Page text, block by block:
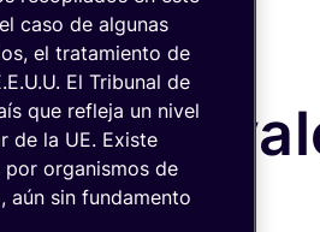
por
caso de algunas
el tratamiento de
El Tribunal de
que refleja un nivel
de la UE. Existe
organismos de
aún sin fundamento